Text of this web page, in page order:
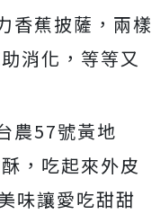
香蕉披薩，兩樣
消化，等等又
農57號黃地
，吃起來外皮
味讓愛吃甜甜